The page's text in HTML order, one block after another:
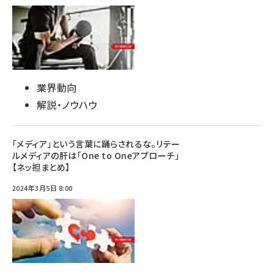
業界動向
解説・ノウハウ
「メディア」という言葉に踊らされるな。リテー
ルメディアの肝は「One to Oneアプローチ」
【ネッ担まとめ】
2024年3月5日 8:00